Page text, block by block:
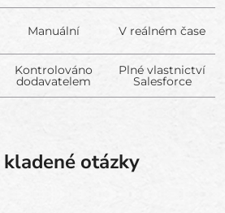
Manuální V reálném čase
Kontrolováno
dodavatelem
Plné vlastnictví
Salesforce
kladené otázky